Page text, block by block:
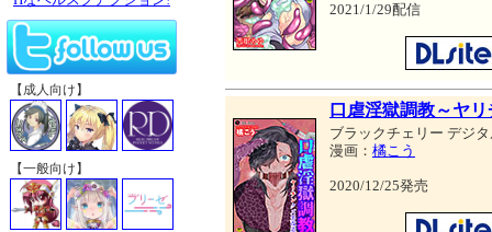
【成人向け】
【一般向け】
2021/1/29配信
口虐淫獄調教～ヤ
ブラックチェリー デジ
漫画： 橘こう
2020/12/25発売